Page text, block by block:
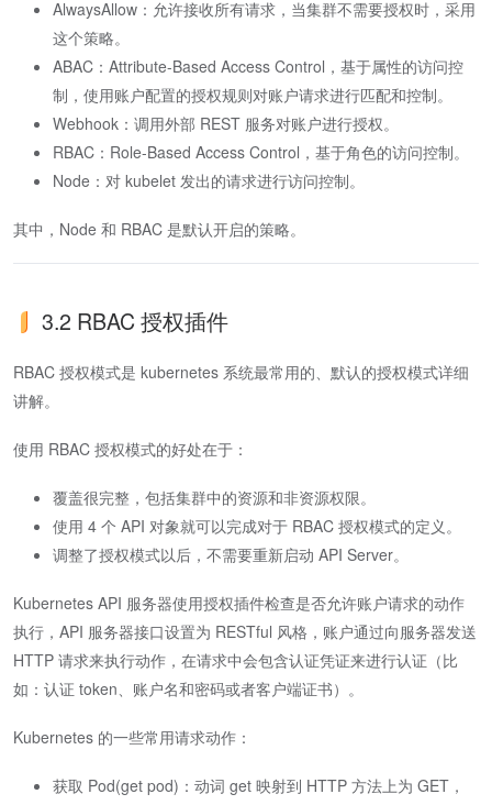
AlwaysAllow：允许接收所有请求，当集群不需要授权时，采用
这个策略。
ABAC：Attribute-Based Access Control，基于属性的访问控
制，使用账户配置的授权规则对账户请求进行匹配和控制。
Webhook：调用外部 REST 服务对账户进行授权。
RBAC：Role-Based Access Control，基于角色的访问控制。
Node：对 kubelet 发出的请求进行访问控制。
其中，Node 和 RBAC 是默认开启的策略。
3.2 RBAC 授权插件
RBAC 授权模式是 kubernetes 系统最常用的、默认的授权模式详细
讲解。
使用 RBAC 授权模式的好处在于：
覆盖很完整，包括集群中的资源和非资源权限。
使用 4 个 API 对象就可以完成对于 RBAC 授权模式的定义。
调整了授权模式以后，不需要重新启动 API Server。
Kubernetes API 服务器使用授权插件检查是否允许账户请求的动作
执行，API 服务器接口设置为 RESTful 风格，账户通过向服务器发送
HTTP 请求来执行动作，在请求中会包含认证凭证来进行认证（比
如：认证 token、账户名和密码或者客户端证书）。
Kubernetes 的一些常用请求动作：
获取 Pod(get pod)：动词 get 映射到 HTTP 方法上为 GET，